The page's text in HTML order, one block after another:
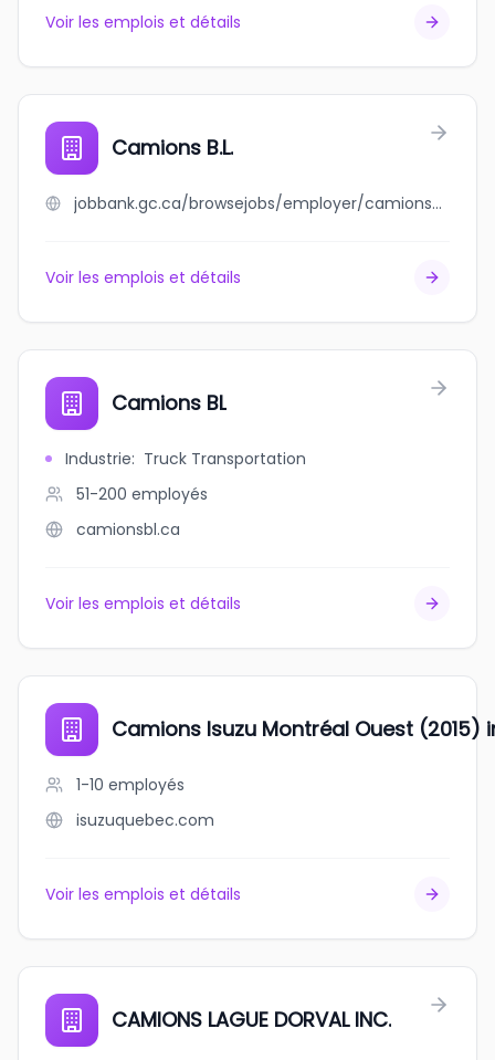
Voir les emplois et détails
Camions B.L.
jobbank.gc.ca/browsejobs/employer/camions+b.l./ca
Voir les emplois et détails
Camions BL
Industrie: Truck Transportation
51-200 employés
camionsbl.ca
Voir les emplois et détails
Camions Isuzu Montréal Ouest (2015)
1-10 employés
isuzuquebec.com
Voir les emplois et détails
CAMIONS LAGUE DORVAL INC.